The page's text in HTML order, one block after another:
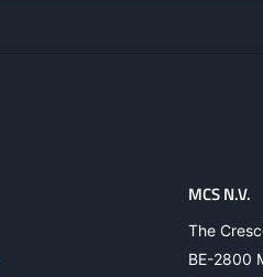
MCS N.V.
The
BE-2800